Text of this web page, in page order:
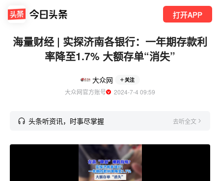
打开APP
海量财经 | 实探济南各银行：一年期存款利
率降至1.7% 大额存单“消失”
大众网 关注
大众网官方账号
  2024-7-4 09:59
头条听资讯，时事尽掌握 去听全文